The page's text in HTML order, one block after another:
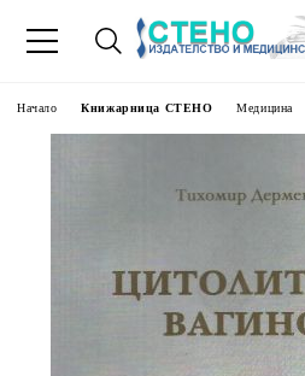
Начало Книжарница СТЕНО Медицина